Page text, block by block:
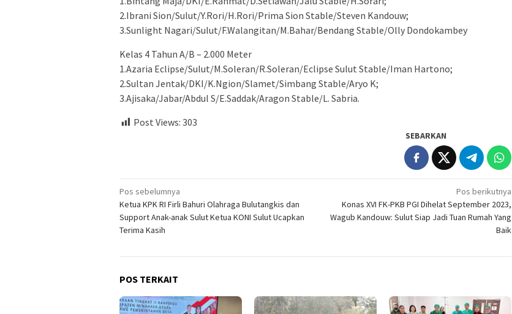
2.Ibrani Sion/Sulut/Y.Rori/H.Rori/Prima Sion Stable/Steven Kandouw;
3.Sunlight Nagari/Sulut/F.Walangitan/M.Bahar/Bendang Stable/Olly Dondokambey
Kelas 4 Tahun A/B – 2.000 Meter
1.Azaria Eclipse/Sulut/M.Soleran/R.Soleran/Eclipse Sulut Stable/Iman Hartono;
2.Sultan Jentak/DKI/K.Ngion/Slamet/Simbang Stable/Aryo K;
3.Ajisaka/Jabar/Abdul S/E.Saddak/Aragon Stable/L. Sabria.
Post Views: 303
SEBARKAN
Navigasi
pos
Pos sebelumnya
Ketua KPK RI Firli Bahuri Olahraga Bulutangkis dan
Support Anak-anak Sulut Ketua KONI Sulut Ucapkan
Terima Kasih
Pos berikutnya
Konas XVI FK-PKB PGI Dihelat September 2023,
Wagub Kandouw: Sulut Siap Jadi Tuan Rumah Yang
Baik
POS TERKAIT